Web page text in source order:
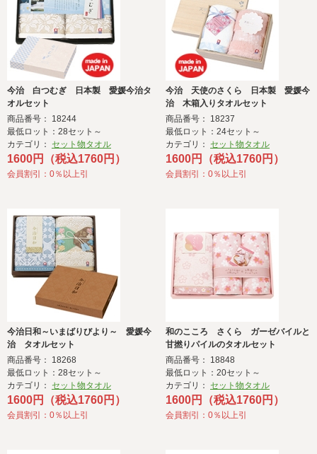
今治 白つむぎ 日本製 愛媛今治タ
オルセット
商品番号： 18244
最低ロット：28セット～
カテゴリ： セット物タオル
1600円（税込1760円）
会員割引：0％以上引
今治 天使のさくら 日本製 愛媛今
治 木箱入りタオルセット
商品番号： 18237
最低ロット：24セット～
カテゴリ： セット物タオル
1600円（税込1760円）
会員割引：0％以上引
今治日和～いまばりびより～ 愛媛今
治 タオルセット
商品番号： 18268
最低ロット：28セット～
カテゴリ： セット物タオル
1600円（税込1760円）
会員割引：0％以上引
和のこころ さくら ガーゼバイルと
甘撚りパイルのタオルセット
商品番号： 18848
最低ロット：20セット～
カテゴリ： セット物タオル
1600円（税込1760円）
会員割引：0％以上引